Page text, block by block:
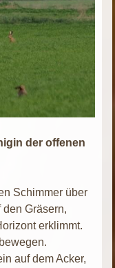
der offenen
Schimmer über
Gräsern,
erklimmt.
auf dem Acker,